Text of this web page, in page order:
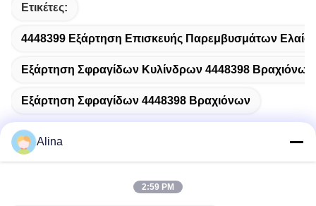
Ετικέτες:
4448399 Εξάρτηση Επισκευής Παρεμβυσμάτων
Εξάρτηση Σφραγίδων Κυλίνδρων 4448398 Βραχιόνων
Εξάρτηση Σφραγίδων 4448398 Βραχιόνων
Γρήγορη επικοινωνία
Alina
2:59 PM